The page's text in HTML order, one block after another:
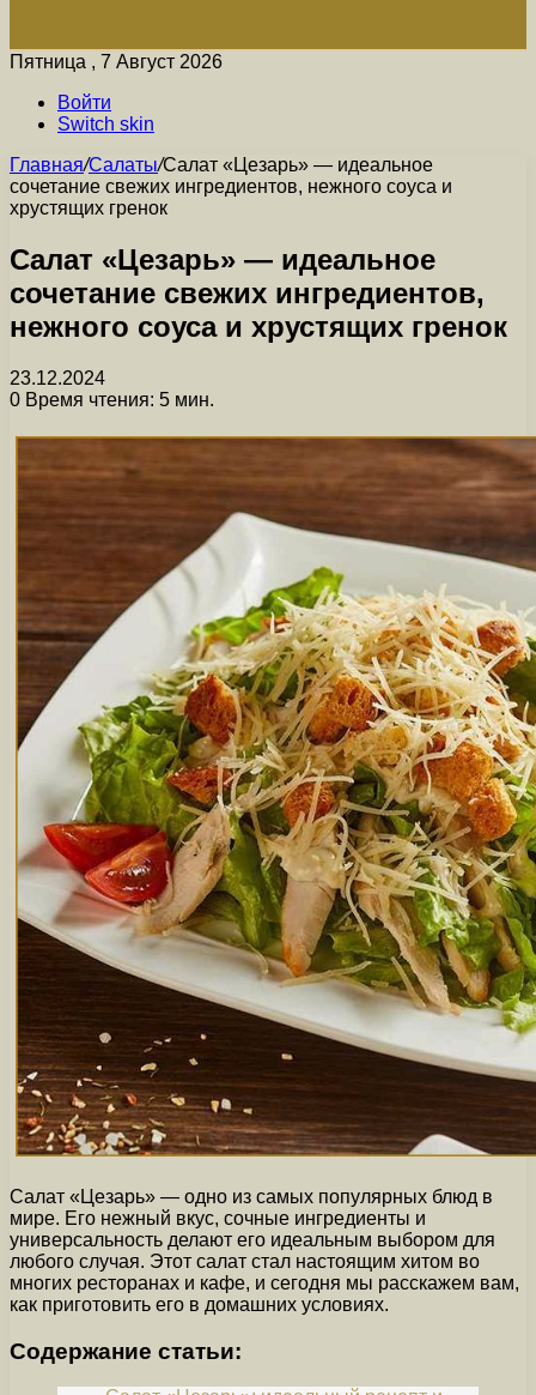
Пятница , 7 Август 2026
Войти
Switch skin
Главная/Салаты/Салат «Цезарь» — идеальное
сочетание свежих ингредиентов, нежного соуса и
хрустящих гренок
Салат «Цезарь» — идеальное
сочетание свежих ингредиентов,
нежного соуса и хрустящих гренок
23.12.2024
0 Время чтения: 5 мин.
Салат «Цезарь» — одно из самых популярных блюд в
мире. Его нежный вкус, сочные ингредиенты и
универсальность делают его идеальным выбором для
любого случая. Этот салат стал настоящим хитом во
многих ресторанах и кафе, и сегодня мы расскажем вам,
как приготовить его в домашних условиях.
Содержание статьи: